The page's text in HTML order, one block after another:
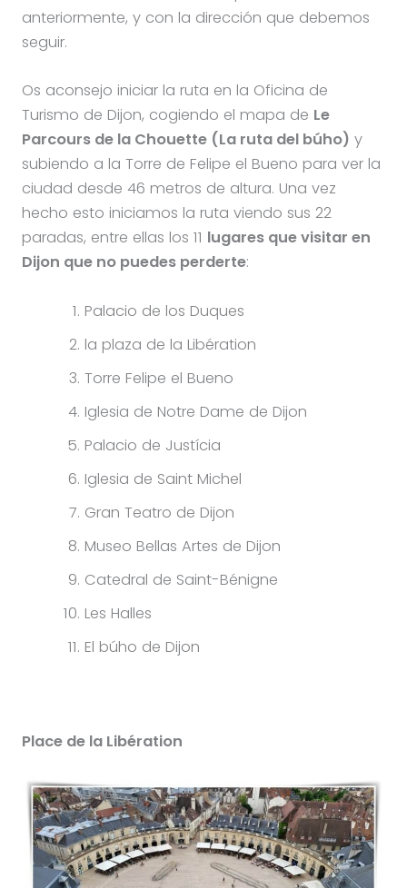
anteriormente, y con la dirección que debemos
seguir.
Os aconsejo iniciar la ruta en la Oficina de
Turismo de Dijon, cogiendo el mapa de Le
Parcours de la Chouette (La ruta del búho) y
subiendo a la Torre de Felipe el Bueno para ver la
ciudad desde 46 metros de altura. Una vez
hecho esto iniciamos la ruta viendo sus 22
paradas, entre ellas los 11 lugares que visitar en
Dijon que no puedes perderte:
Palacio de los Duques
la plaza de la Libération
Torre Felipe el Bueno
Iglesia de Notre Dame de Dijon
Palacio de Justícia
Iglesia de Saint Michel
Gran Teatro de Dijon
Museo Bellas Artes de Dijon
Catedral de Saint-Bénigne
Les Halles
El búho de Dijon
Place de la Libération